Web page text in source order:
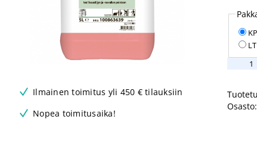
Ilmainen toimitus yli 450 € tilauksiin
Nopea toimitusaika!
5L
määrä
Osasto: